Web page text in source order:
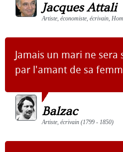
Jacques Attali
Artiste, économiste, écrivain,
Jamais un mari ne sera
par l'amant de sa
Balzac
Artiste, écrivain (1799 - 1850)